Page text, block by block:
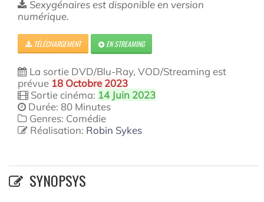
Sexygénaires est disponible en version
numérique.
TÉLÉCHARGEMENT EN STREAMING
La sortie DVD/Blu-Ray, VOD/Streaming est
prévue 18 Octobre 2023
Sortie cinéma: 14 Juin 2023
Durée: 80 Minutes
Genres: Comédie
Réalisation: Robin Sykes
SYNOPSYS